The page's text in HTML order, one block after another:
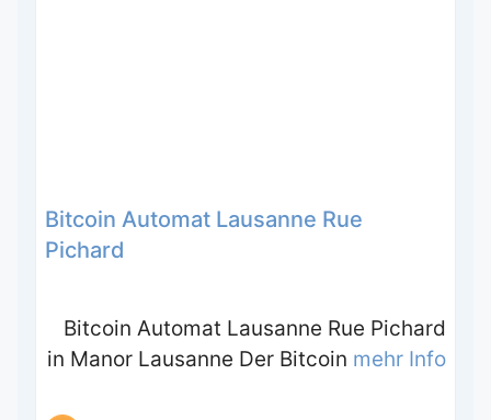
Bitcoin Automat Lausanne Rue
Pichard
Bitcoin Automat Lausanne Rue Pichard
in Manor Lausanne Der Bitcoin mehr Info